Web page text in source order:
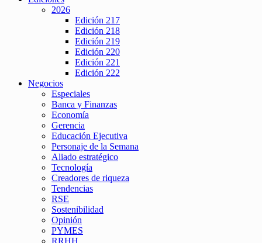
2026
Edición 217
Edición 218
Edición 219
Edición 220
Edición 221
Edición 222
Negocios
Especiales
Banca y Finanzas
Economía
Gerencia
Educación Ejecutiva
Personaje de la Semana
Aliado estratégico
Tecnología
Creadores de riqueza
Tendencias
RSE
Sostenibilidad
Opinión
PYMES
RRHH